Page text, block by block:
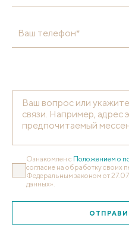
Ваш телефон*
Ознакомлен с Положением о
согласие на обработку своих
Федеральным законом от
данных».